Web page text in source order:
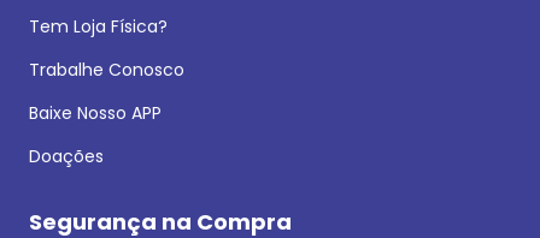
Tem Loja Física?
Trabalhe Conosco
Baixe Nosso APP
Doações
Segurança na Compra